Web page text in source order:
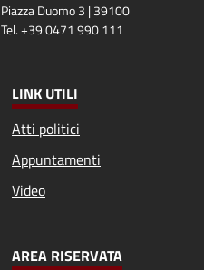
Piazza Duomo 3 | 39100
Tel. +39 0471 990 111
LINK UTILI
Atti politici
Appuntamenti
Video
AREA RISERVATA